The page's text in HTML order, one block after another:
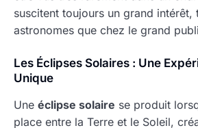
suscitent toujours un grand intérêt,
astronomes que chez le grand
Les Éclipses Solaires : Une
Unique
Une éclipse solaire se produit
place entre la Terre et le Soleil,